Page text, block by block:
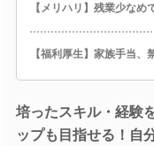
【メリハリ】残業少なめ
【福利厚生】家族手当
培ったスキル・経験
ップも目指せる！自